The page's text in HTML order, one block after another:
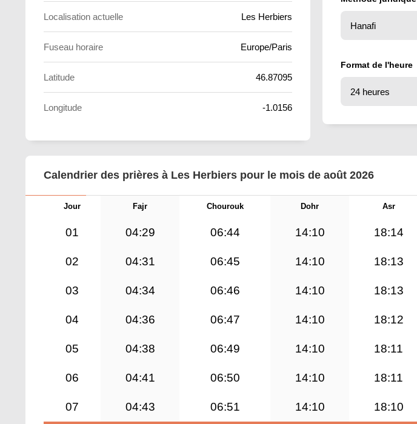
Localisation actuelle Les Herbiers
Fuseau horaire Europe/Paris
Latitude 46.87095
Longitude -1.0156
Format de l'heure
Calendrier des prières à Les Herbiers pour le mois de août 2026
Jour Fajr Chourouk Dohr Asr
01 04:29 06:44 14:10 18:14
02 04:31 06:45 14:10 18:13
03 04:34 06:46 14:10 18:13
04 04:36 06:47 14:10 18:12
05 04:38 06:49 14:10 18:11
06 04:41 06:50 14:10 18:11
07 04:43 06:51 14:10 18:10